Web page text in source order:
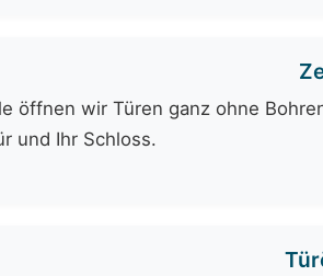
öffnen wir Türen ganz ohne
und Ihr Schloss.